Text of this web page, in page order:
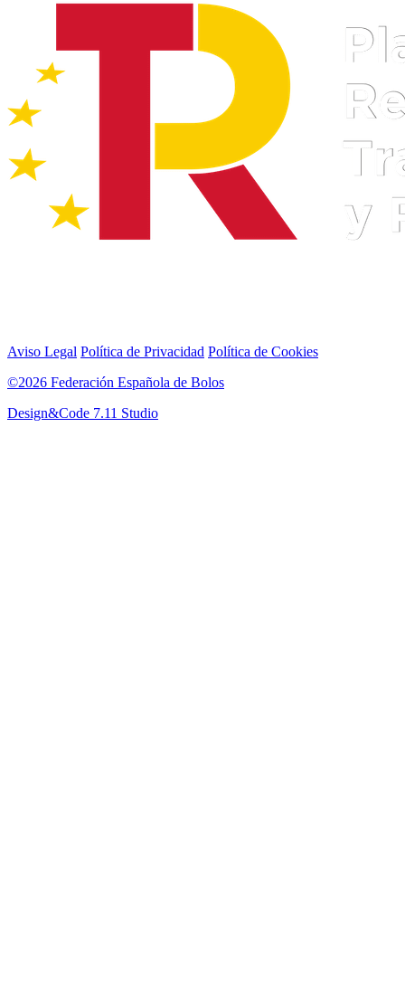
Aviso Legal Política de Privacidad Política de Cookies
©2026 Federación Española de Bolos
Design&Code 7.11 Studio